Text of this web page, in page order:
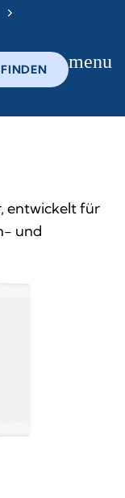
menu
entwickelt für
und